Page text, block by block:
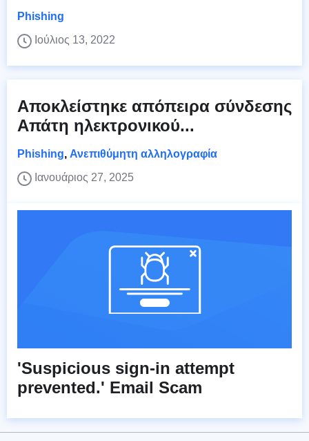
Phishing
Ιούλιος 13, 2022
Αποκλείστηκε απόπειρα σύνδεσης
Απάτη ηλεκτρονικού...
Phishing, Ανεπιθύμητη αλληλογραφία
Ιανουάριος 27, 2025
'Suspicious sign-in attempt
prevented.' Email Scam